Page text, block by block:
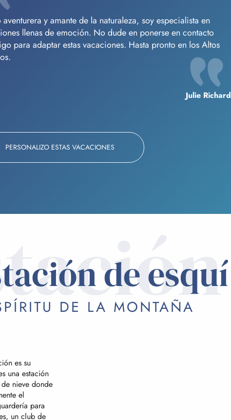
y amante de la naturaleza, soy especialista en
llenas de emoción. No dude en ponerse en contacto
para adaptar estas vacaciones. Hasta pronto en los Altos
Julie Richard
PERSONALIZO ESTAS VACACIONES
de esquí
DE LA MONTAÑA
es su
una estación
nieve donde
el
para
un club de